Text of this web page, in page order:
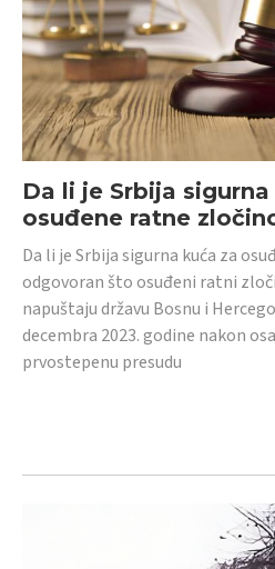
Da li je Srbija
osuđene ratne
Da li je Srbija sigurna kuća za
odgovoran što osuđeni ratni
napuštaju državu Bosnu i
decembra 2023. godine nakon
prvostepenu presudu